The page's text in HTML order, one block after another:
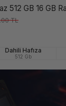
512 GB 16 GB
TL
Dahili Hafıza
512 Gb